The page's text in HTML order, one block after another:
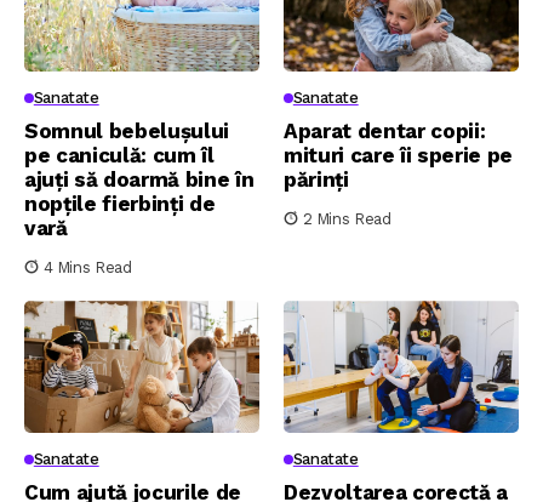
Sanatate
Somnul bebelușului
pe caniculă: cum îl
ajuți să doarmă bine în
nopțile fierbinți de
vară
4 Mins Read
Sanatate
Aparat dentar copii:
mituri care îi sperie pe
părinți
2 Mins Read
Sanatate
Cum ajută jocurile de
Sanatate
Dezvoltarea corectă a